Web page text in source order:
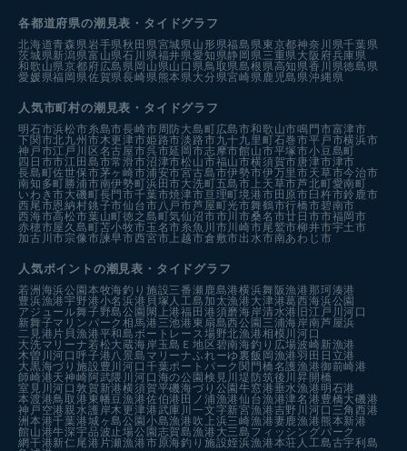
各都道府県の潮見表 ・タイドグラフ
北海道青森県 岩手県秋田県宮城県 山形県福島県 東京都神奈川県千葉県
茨城県新潟県富山県石川県福井県愛知県静岡県 三重県 大阪府兵庫県
和歌山県京都府広島県 岡山県山口県 鳥取県島根県高知県香川県徳島県
愛媛県福岡県佐賀県長崎県 熊本県 大分県宮崎県 鹿児島県沖縄県
人気市町村の潮見表・タイドグラフ
明石市浜松市糸島市長崎市 周防大島町広島市和歌山市鳴門市富津市
下関市北九州市木更津市姫路市淡路市九十九里町石巻市平戸市横浜市
神戸市江戸川区名古屋市呉市延岡市志摩市館山市平塚市小豆島町
四日市市江田島市常滑市沼津市松山市福山市横須賀市唐津市津市
長島町佐世保市茅ヶ崎市浦安市宮古島市伊勢市伊万里市天草市今治市
南知多町勝浦市南伊勢町浜田市大洗町五島市 上天草市芦北町愛南町
いわき市大磯町長門市千葉市焼津市亘理町境港市田原市臼杵市鈴鹿市
西尾市恩納村銚子市仙台市 八戸市芦屋町光市舞鶴市行橋市碧南市
西海市高松市葉山町徳之島町気仙沼市市川市桑名市廿日市市福岡市
赤穂市屋久島町苫小牧市玉名市糸魚川市 川崎市尾鷲市柳井市宇土市
加古川市宗像市諫早市西宮市 上越市倉敷市出水市南あわじ市
人気ポイントの潮見表・タイドグラフ
若洲海浜公園本牧海釣り施設三番瀬 鹿島港横浜舞阪漁港 那珂湊港
豊浜漁港宇野港小名浜港 貝塚人工島 加太漁港 大津港葛西海浜公園
アジュール舞子野島公園 閖上港福田港須磨海岸清水港 旧江戸川河口
新舞子マリンパーク相馬港 三池港 東扇島西公園 三浦海岸南芦屋浜
二見港 片貝漁港平和島ボートレース場野北漁港相模川河口
大洗マリーナ 若松大蔵海岸 玉島Ｅ地区碧南海釣り広場波崎新漁港
木曽川河口 呼子港 八景島マリーナふれーゆ裏飯岡漁港羽田 日立港
大黒海づり施設 豊川河口 千葉ポートパーク関門橋名護漁港御前崎港
師崎港天神崎阿武隈川河口 海の公園検見川堤防筑後川昇開橋
室見川河口 敦賀新港横須賀平磯海づり公園牛窓港垂水漁港 明石港
本渡港鳥取港 東幡豆漁港佐伯港 田ノ浦漁港仙台漁港津名港 豊橋大磯港
神戸空港親水護岸木更津港武庫川一文字新宮漁港吉野川河口 三角西港
洲本港千葉港城ヶ島公園小島漁港 吹上浜三崎漁港妻鹿漁港 熊本新港
館山港牛深宇品波止場公園志賀島漁港 大三島フィッシングパーク
網干港新仁尾港 片瀬漁港市原海釣り施設姪浜漁港本荘人工島古宇利島